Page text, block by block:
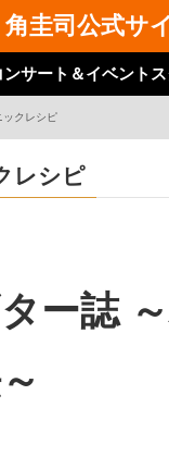
角圭司公式サ
サート＆イベント
ックレシピ
レシピ
ー誌